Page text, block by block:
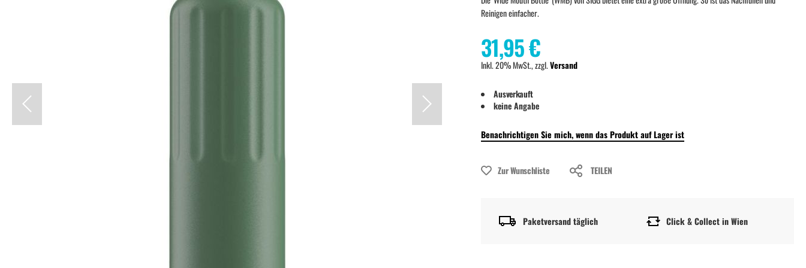
Reinigen einfacher.
31,95 €
Inkl. 20% MwSt., zzgl.Versand
Ausverkauft
keine Angabe
Benachrichtigen Sie mich, wenn das Produkt auf Lager ist
Zur Wunschliste TEILEN
Paketversand täglich Click & Collect in Wien